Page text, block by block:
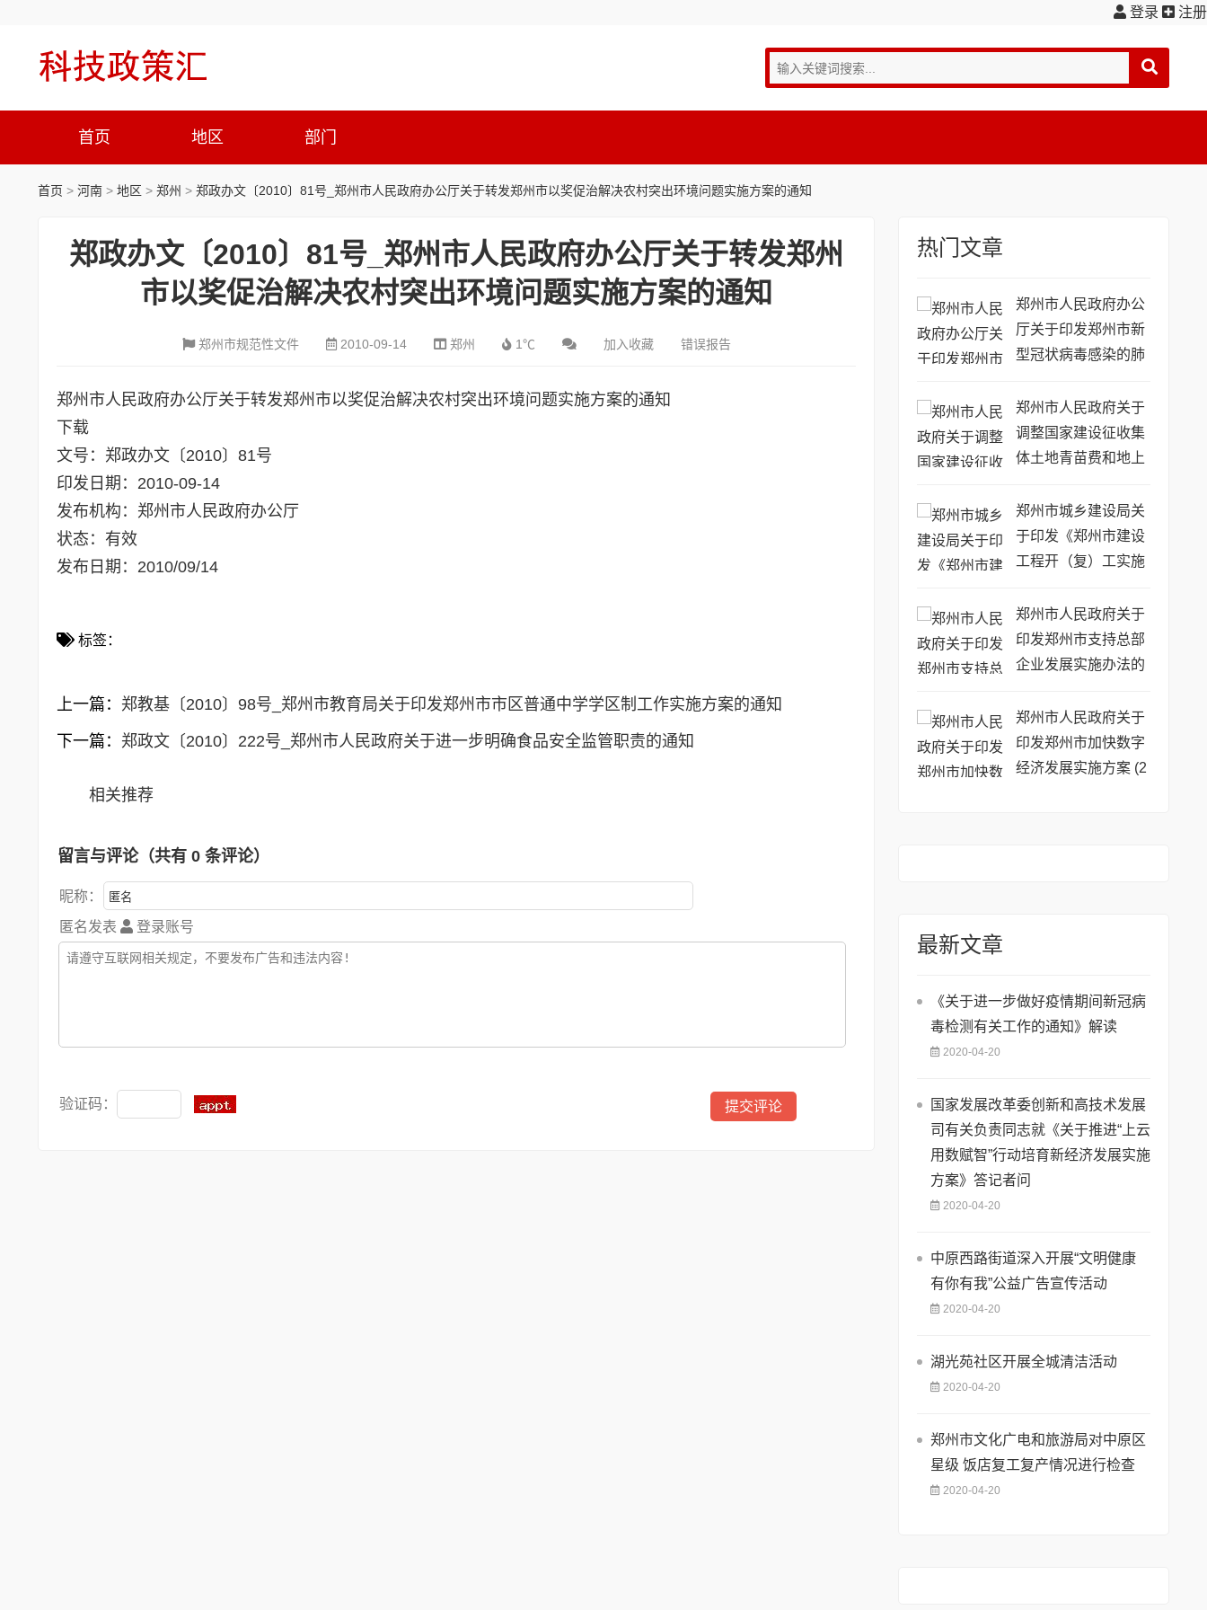
登录 注册
首页 地区 部门
首页 > 河南 > 地区 > 郑州 > 郑政办文〔2010〕81号_郑州市人民政府办公厅关于转发郑州市以奖促治解决农村突出环境问题实施方案的通知
郑政办文〔2010〕81号_郑州市人民政府办公厅关于转发郑州
市以奖促治解决农村突出环境问题实施方案的通知
郑州市规范性文件 2010-09-14 郑州 1℃ 加入收藏 错误报告
郑州市人民政府办公厅关于转发郑州市以奖促治解决农村突出环境问题实施方案的通知
下载
文号： 郑政办文〔2010〕81号
印发日期： 2010-09-14
发布机构： 郑州市人民政府办公厅
状态： 有效
发布日期： 2010/09/14
标签：
上一篇： 郑教基〔2010〕98号_郑州市教育局关于印发郑州市市区普通中学学区制工作实施方案的通知
下一篇： 郑政文〔2010〕222号_郑州市人民政府关于进一步明确食品安全监管职责的通知
相关推荐
留言与评论（共有 0 条评论）
昵称：
匿名发表 登录账号
验证码：
热门文章
郑州市人民政府办公
厅关于印发郑州市新
型冠状病毒感染的肺
的通知
郑州市人民政府关于
调整国家建设征收集
体土地青苗费和地上
知
郑州市城乡建设局关
于印发《郑州市建设
工程开（复）工实施
郑州市人民政府关于
印发郑州市支持总部
企业发展实施办法的
郑州市人民政府关于
印发郑州市加快数字
经济发展实施方案 (2
最新文章
《关于进一步做好疫情期间新冠病
毒检测有关工作的通知》解读
2020-04-20
国家发展改革委创新和高技术发展
司有关负责同志就《关于推进“上云
用数赋智”行动培育新经济发展实施
方案》答记者问
2020-04-20
中原西路街道深入开展“文明健康
有你有我”公益广告宣传活动
2020-04-20
湖光苑社区开展全城清洁活动
2020-04-20
郑州市文化广电和旅游局对中原区
星级 饭店复工复产情况进行检查
2020-04-20